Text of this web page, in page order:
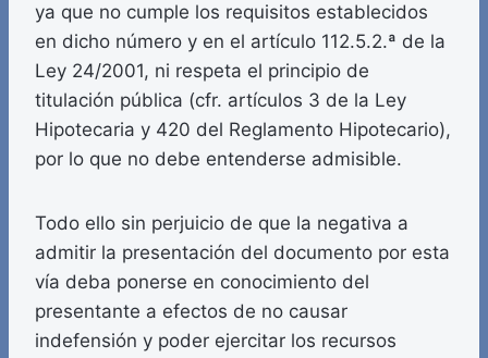
ya que no cumple los requisitos establecidos
en dicho número y en el artículo 112.5.2.ª de la
Ley 24/2001, ni respeta el principio de
titulación pública (cfr. artículos 3 de la Ley
Hipotecaria y 420 del Reglamento Hipotecario),
por lo que no debe entenderse admisible.
Todo ello sin perjuicio de que la negativa a
admitir la presentación del documento por esta
vía deba ponerse en conocimiento del
presentante a efectos de no causar
indefensión y poder ejercitar los recursos